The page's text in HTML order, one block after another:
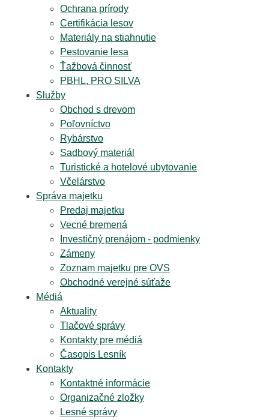
Ochrana prírody
Certifikácia lesov
Materiály na stiahnutie
Pestovanie lesa
Ťažbová činnosť
PBHL, PRO SILVA
Služby
Obchod s drevom
Poľovníctvo
Rybárstvo
Sadbový materiál
Turistické a hotelové ubytovanie
Včelárstvo
Správa majetku
Predaj majetku
Vecné bremená
Investičný prenájom - podmienky
Zámeny
Zoznam majetku pre OVS
Obchodné verejné súťaže
Médiá
Aktuality
Tlačové správy
Kontakty pre médiá
Časopis Lesník
Kontakty
Kontaktné informácie
Organizačné zložky
Lesné správy